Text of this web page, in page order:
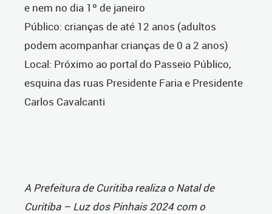
e nem no dia 1º de janeiro
Público: crianças de até 12 anos (adultos
podem acompanhar crianças de 0 a 2 anos)
Local: Próximo ao portal do Passeio Público,
esquina das ruas Presidente Faria e Presidente
Carlos Cavalcanti
A Prefeitura de Curitiba realiza o Natal de
Curitiba – Luz dos Pinhais 2024 com o